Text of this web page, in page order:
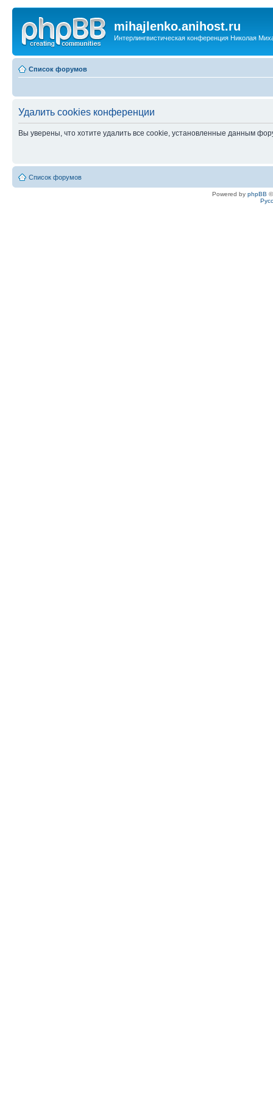
mihajlenko.anihost.ru
Интерлингвистическая конференция Николая
Список форумов
Удалить cookies конференции
Вы уверены, что хотите удалить все cookie, установленные данным
Список форумов
Powered by phpBB